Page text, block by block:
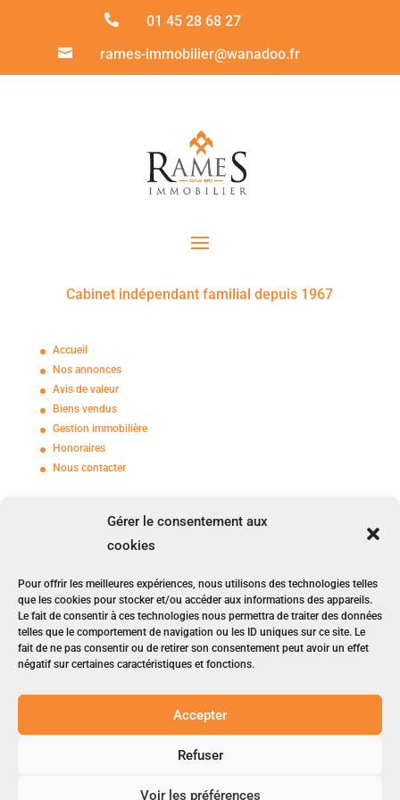
Gérer le consentement aux
cookies
Pour offrir les meilleures expériences, nous utilisons des technologies telles
que les cookies pour stocker et/ou accéder aux informations des appareils.
Le fait de consentir à ces technologies nous permettra de traiter des données
telles que le comportement de navigation ou les ID uniques sur ce site. Le
fait de ne pas consentir ou de retirer son consentement peut avoir un effet
négatif sur certaines caractéristiques et fonctions.
Accepter
Refuser
Voir les préférences
 01 45 28 68 27
 rames-immobilier@wanadoo.fr
Cabinet indépendant familial depuis 1967
Accueil
Nos annonces
Avis de valeur
Biens vendus
Gestion immobilière
Honoraires
Nous contacter
1, Avenue du Raincy
93250 VILLEMOMBLE
rames-immobilier@wanadoo.fr
Nos jours d'ouverture : du lundi au vendredi
de 09h00 à 12h00 et de 14h00 à 18h30
-2026, Rames Conseils Immobiliers.
Politique de cookies (UE)